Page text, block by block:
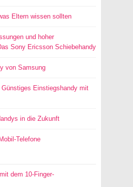
Eltern wissen sollten
und hoher
Sony Ericsson Schiebehandy
von Samsung
Einstiegshandy mit
in die Zukunft
Telefone
dem 10-Finger-